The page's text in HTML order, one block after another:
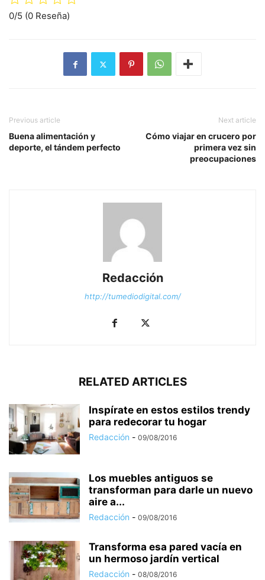
0/5 (0 Reseña)
Previous article
Buena alimentación y
deporte, el tándem perfecto
Next article
Cómo viajar en crucero por
primera vez sin
preocupaciones
Redacción
http://tumediodigital.com/
RELATED ARTICLES
Inspírate en estos estilos trendy
para redecorar tu hogar
Redacción - 09/08/2016
Los muebles antiguos se
transforman para darle un nuevo
aire a...
Redacción - 09/08/2016
Transforma esa pared vacía en
un hermoso jardín vertical
Redacción - 08/08/2016